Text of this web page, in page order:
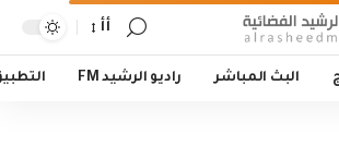
أأ
البث المباشر راديو الرشيد FM